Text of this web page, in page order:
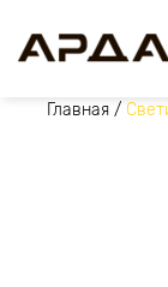
Главная /